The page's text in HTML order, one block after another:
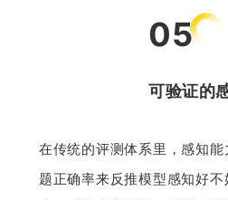
05
可验证的
在传统的评测体系里，感知
题正确率来反推模型感知好